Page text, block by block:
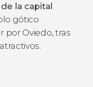
la capital
gótico
Oviedo, tras